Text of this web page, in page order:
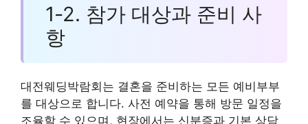
1-2. 참가 대상과 준비 사
항
대전웨딩박람회는 결혼을 준비하는 모든 예비부부
를 대상으로 합니다. 사전 예약을 통해 방문 일정을
조율할 수 있으며, 현장에서는 신분증과 기본 상담